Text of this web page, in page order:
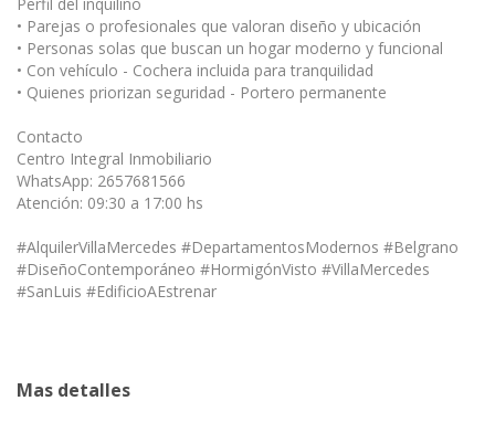
• Parejas o profesionales que valoran diseño y ubicación
• Personas solas que buscan un hogar moderno y funcional
• Con vehículo - Cochera incluida para tranquilidad
• Quienes priorizan seguridad - Portero permanente
Contacto
Centro Integral Inmobiliario
WhatsApp: 2657681566
Atención: 09:30 a 17:00 hs
#AlquilerVillaMercedes #DepartamentosModernos #Belgrano
#DiseñoContemporáneo #HormigónVisto #VillaMercedes
#SanLuis #EdificioAEstrenar
Mas detalles